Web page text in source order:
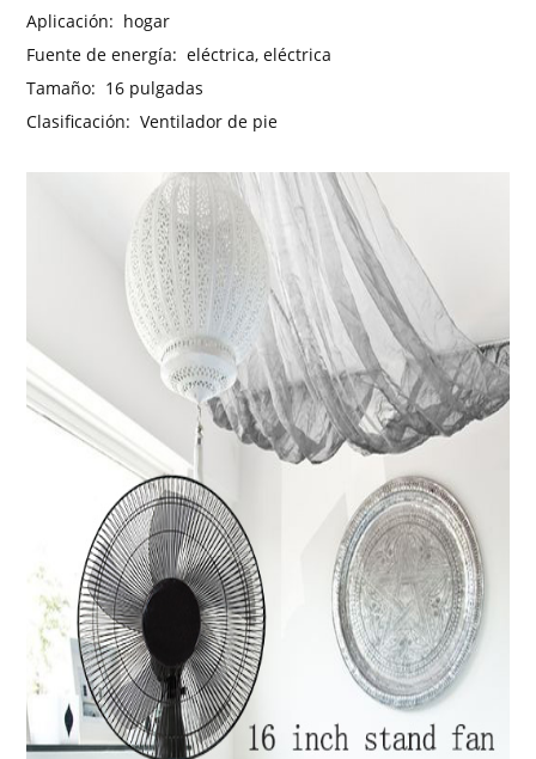
Aplicación: hogar
Fuente de energía: eléctrica, eléctrica
Tamaño: 16 pulgadas
Clasificación: Ventilador de pie